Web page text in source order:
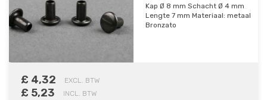
Kap Ø 8 mm Schacht Ø 4 mm
Lengte 7 mm Materiaal: metaal
Bronzato
£ 4,32 EXCL. BTW
£ 5,23 INCL. BTW